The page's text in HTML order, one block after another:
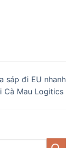
sáp đi EU nhanh
Cà Mau Logitics